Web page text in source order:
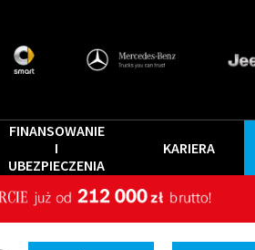
FINANSOWANIE
I
UBEZPIECZENIA
KARIERA